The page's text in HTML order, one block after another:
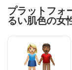
プラットフォ
るい肌色の女